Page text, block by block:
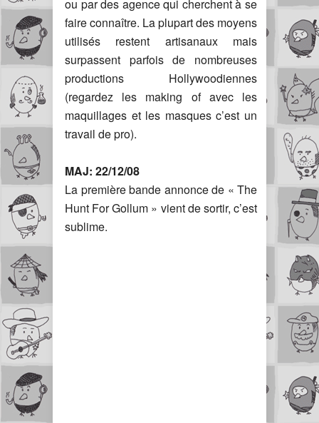
ou par des agence qui cherchent à se
faire connaître. La plupart des moyens
utilisés restent artisanaux mais
surpassent parfois de nombreuses
productions Hollywoodiennes
(regardez les making of avec les
maquillages et les masques c’est un
travail de pro).
MAJ: 22/12/08
La première bande annonce de « The
Hunt For Gollum » vient de sortir, c’est
sublime.